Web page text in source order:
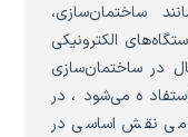
ساختمان‌سازی،
الکترونیکی
در ساختمان‌سازی
می‌شود، در
نقش اساسی در